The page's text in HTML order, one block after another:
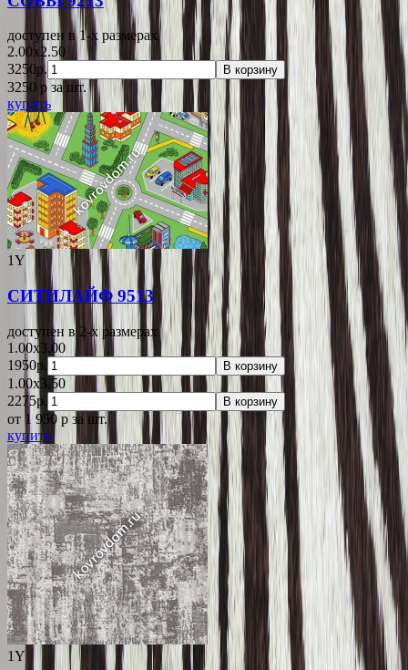
доступен в 1-x размерах
2.00x2.50
3250р.
В корзину
3250 p за шт.
купить
1Y
СИТИЛАЙФ 9513
доступен в 2-x размерах
1.00x3.00
1950р.
В корзину
1.00x3.50
2275р.
В корзину
от 1 950 p за шт.
купить
1Y